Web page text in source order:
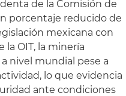
de la Comisión de
porcentaje reducido de
mexicana con
la OIT, la minería
nivel mundial pese a
lo que evidencia
ante condiciones